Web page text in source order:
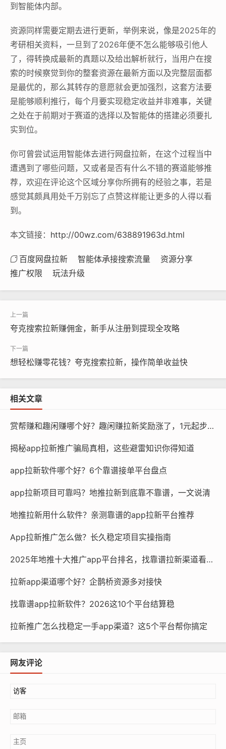
到智能体内部。
资源同样需要定期去进行更新，举例来说，像是2025年的
考研相关资料，一旦到了2026年便不怎么能够吸引他人
了，得转换成最新的真题以及给出解析就行，当用户在搜
索的时候察觉到你的整套资源在最新方面以及完整层面都
是最优的，那么其转存的意愿就会更加强烈，这套方法要
是能够顺利推行，每个月要实现稳定收益并非难事，关键
之处在于前期对于赛道的选择以及智能体的搭建必须要扎
实到位。
你可曾尝试运用智能体去进行网盘拉新，在这个过程当中
遭遇到了哪些问题，又或者是否有什么不错的赛道能够推
荐，欢迎在评论这个区域分享你所拥有的经验之事，若是
感觉其颇具用处千万别忘了点赞这样能让更多的人得以看
到。
本文链接： http://00wz.com/638891963d.html
百度网盘拉新 智能体承接搜索流量
资源分享
推广权限
玩法升级
夸克搜索拉新赚佣金，新手从注册到提现全攻略
想轻松赚零花钱？夸克搜索拉新，操作简单收益快
相关文章
赏帮赚和趣闲赚哪个好？趣闲赚拉新奖励涨了，1元起步更划算
揭秘app拉新推广骗局真相，这些避雷知识你得知道
app拉新软件哪个好？6个靠谱接单平台盘点
app拉新项目可靠吗？地推拉新到底靠不靠谱，一文说清
地推拉新用什么软件？亲测靠谱的app拉新平台推荐
App拉新推广怎么做？长久稳定项目实操指南
2025年地推十大推广app平台排名，找靠谱拉新渠道看这篇
拉新app渠道哪个好？企鹊桥资源多对接快
找靠谱app拉新软件？2026这10个平台结算稳
拉新推广怎么找稳定一手app渠道？这5个平台帮你搞定
网友评论